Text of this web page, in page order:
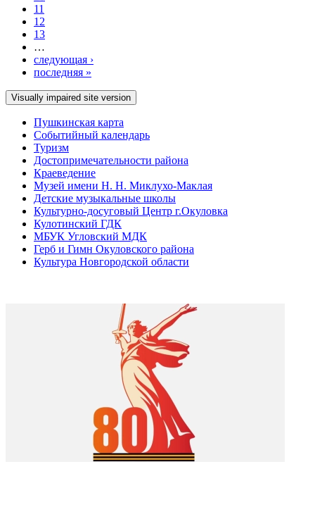
11
12
13
…
следующая ›
последняя »
Пушкинская карта
Событийный календарь
Туризм
Достопримечательности района
Краеведение
Музей имени Н. Н. Миклухо-Маклая
Детские музыкальные школы
Культурно-досуговый Центр г.Окуловка
Кулотинский ГДК
МБУК Угловский МДК
Герб и Гимн Окуловского района
Культура Новгородской области